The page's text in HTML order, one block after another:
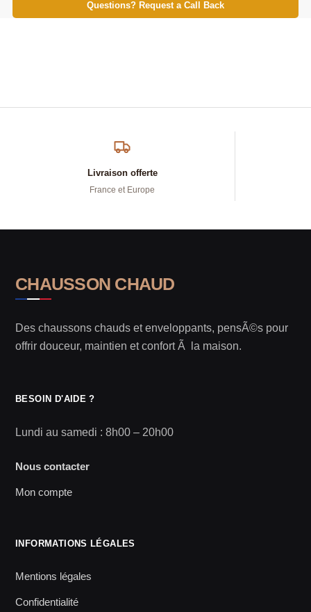
Questions? Request a Call Back
Livraison offerte
France et Europe
CHAUSSON CHAUD
Des chaussons chauds et enveloppants, pensÃ©s pour
offrir douceur, maintien et confort Ã la maison.
BESOIN D'AIDE ?
Lundi au samedi : 8h00 – 20h00
Nous contacter
Mon compte
INFORMATIONS LÉGALES
Mentions légales
Confidentialité